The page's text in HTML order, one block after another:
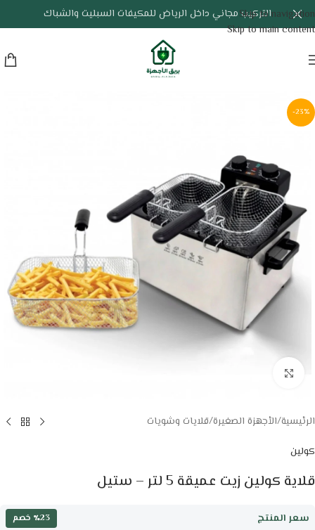
Skip to navigation
Skip to main content
التركيب مجاني داخل الرياض للمكيفات السبليت والشباك
-23%
الرئيسية/الأجهزة الصغيرة/قلايات وشويات
كولين
قلاية كولين زيت عميقة 5 لتر – ستيل
سعر المنتج ٪23 خصم